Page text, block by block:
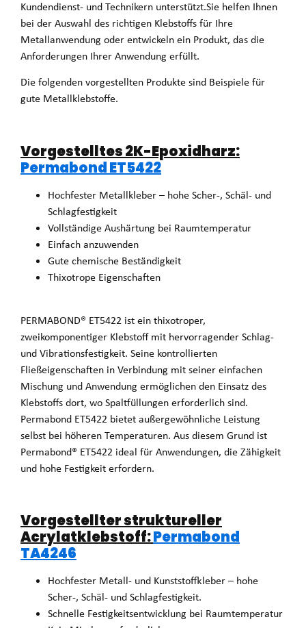
Kundendienst- und Technikern unterstützt.Sie helfen Ihnen
bei der Auswahl des richtigen Klebstoffs für Ihre
Metallanwendung oder entwickeln ein Produkt, das die
Anforderungen Ihrer Anwendung erfüllt.
Die folgenden vorgestellten Produkte sind Beispiele für
gute Metallklebstoffe.
Vorgestelltes 2K-Epoxidharz:
Permabond ET5422
Hochfester Metallkleber – hohe Scher-, Schäl- und
Schlagfestigkeit
Vollständige Aushärtung bei Raumtemperatur
Einfach anzuwenden
Gute chemische Beständigkeit
Thixotrope Eigenschaften
PERMABOND® ET5422 ist ein thixotroper,
zweikomponentiger Klebstoff mit hervorragender Schlag-
und Vibrationsfestigkeit. Seine kontrollierten
Fließeigenschaften in Verbindung mit seiner einfachen
Mischung und Anwendung ermöglichen den Einsatz des
Klebstoffs dort, wo Spaltfüllungen erforderlich sind.
Permabond ET5422 bietet außergewöhnliche Leistung
selbst bei höheren Temperaturen. Aus diesem Grund ist
Permabond® ET5422 ideal für Anwendungen, die Zähigkeit
und hohe Festigkeit erfordern.
Vorgestellter struktureller
Acrylatklebstoff:Permabond
TA4246
Hochfester Metall- und Kunststoffkleber – hohe
Scher-, Schäl- und Schlagfestigkeit.
Schnelle Festigkeitsentwicklung bei Raumtemperatur